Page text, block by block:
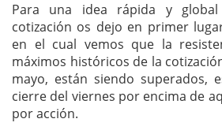
Para una idea rápida y
cotización os dejo en primer
en el cual vemos que la
máximos históricos de la
mayo, están siendo superados,
cierre del viernes por encima de
por acción.